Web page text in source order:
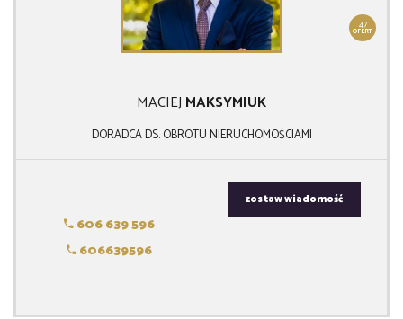
47
OFERT
MACIEJ MAKSYMIUK
DORADCA DS. OBROTU NIERUCHOMOŚCIAMI
606 639 596
606639596
zostaw wiadomość